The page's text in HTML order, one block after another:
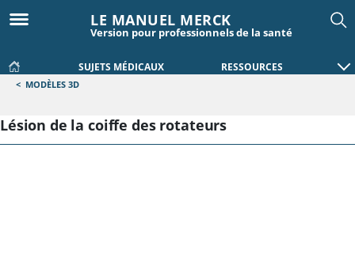
LE MANUEL MERCK
Version pour professionnels de la santé
SUJETS MÉDICAUX RESSOURCES
< MODÈLES 3D
Lésion de la coiffe des rotateurs